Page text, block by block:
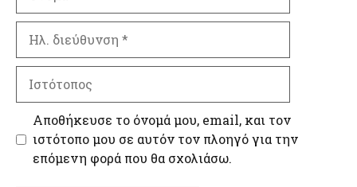
διεύθυνση
Αποθήκευσε το όνομά μου, email, και τον
ιστότοπο μου σε αυτόν τον πλοηγό για την
επόμενη φορά που θα σχολιάσω.